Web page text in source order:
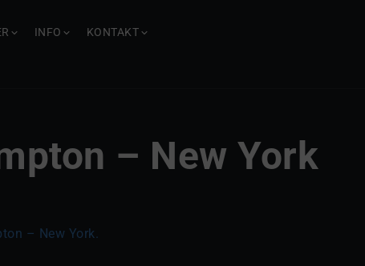
INFO KONTAKT
– New York
– New York.